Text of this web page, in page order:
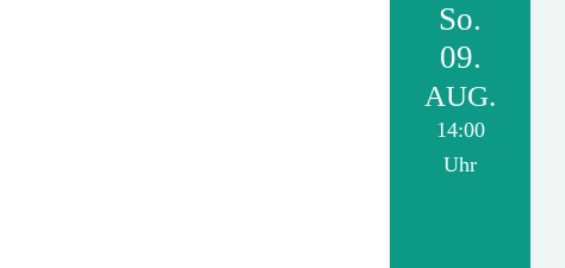
So.
09.
AUG.
14:00
Uhr